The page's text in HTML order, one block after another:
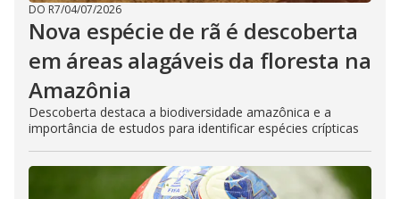
DO R7/04/07/2026
Nova espécie de rã é descoberta
em áreas alagáveis da floresta na
Amazônia
Descoberta destaca a biodiversidade amazônica e a
importância de estudos para identificar espécies crípticas